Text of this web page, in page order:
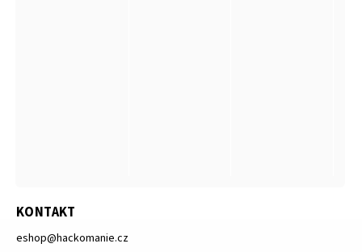
KONTAKT
eshop@hackomanie.cz